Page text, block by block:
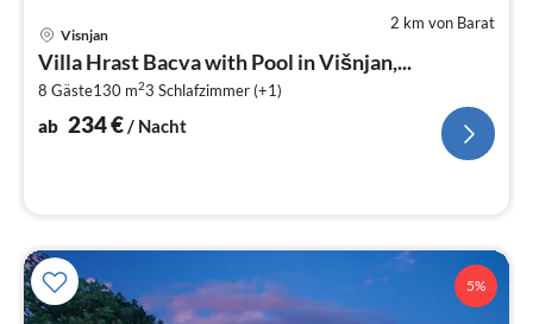
2 km von Barat
Visnjan
Villa Hrast Bacva with Pool in Višnjan,...
8 Gäste130 m23 Schlafzimmer (+1)
ab 234€/ Nacht
5%